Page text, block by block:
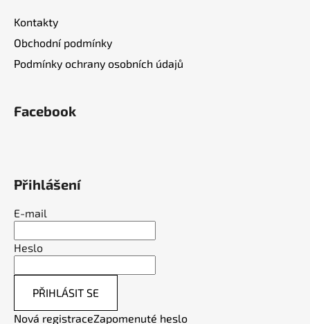
Kontakty
Obchodní podmínky
Podmínky ochrany osobních údajů
Facebook
Přihlášení
E-mail
Heslo
PŘIHLÁSIT SE
Nová registraceZapomenuté heslo